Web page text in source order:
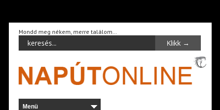
Mondd meg nékem, merre találom…